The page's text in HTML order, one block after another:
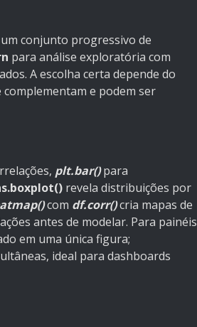
conjunto progressivo de
para análise exploratória com
A escolha certa depende do
complementam e podem ser
plt.bar()para
revela distribuições por
com df.corr()cria mapas de
antes de modelar. Para painéis
em uma única figura;
ideal para dashboards